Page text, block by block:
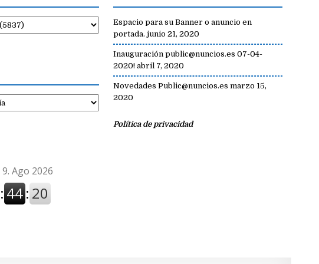
Espacio para su Banner o anuncio en
portada. junio 21, 2020
Inauguración public@nuncios.es 07-04-
2020! abril 7, 2020
Novedades Public@nuncios.es marzo 15,
2020
Política de privacidad